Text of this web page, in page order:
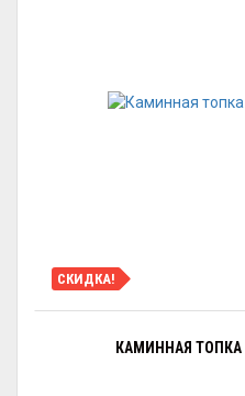
СКИДКА!
КАМИННАЯ ТОПКА